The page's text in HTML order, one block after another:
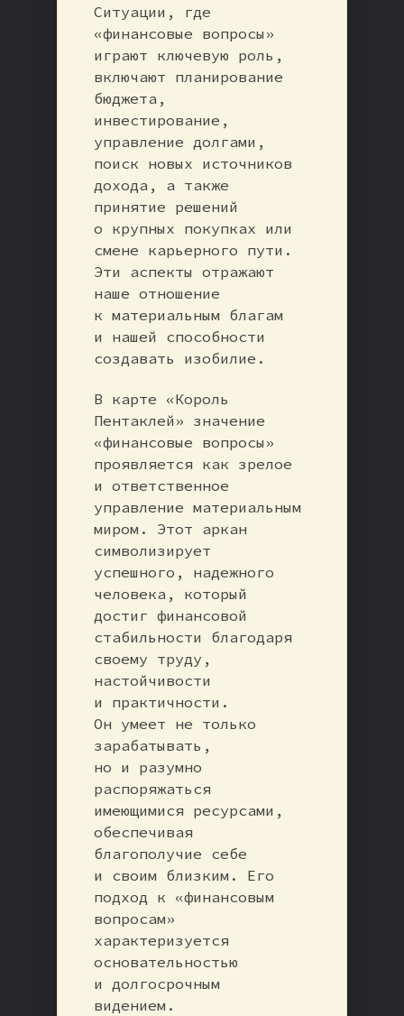
Ситуации, где
«финансовые вопросы»
играют ключевую роль,
включают планирование
бюджета,
инвестирование,
управление долгами,
поиск новых источников
дохода, а также
принятие решений
о крупных покупках или
смене карьерного пути.
Эти аспекты отражают
наше отношение
к материальным благам
и нашей способности
создавать изобилие.
В карте «Король
Пентаклей» значение
«финансовые вопросы»
проявляется как зрелое
и ответственное
управление материальным
миром. Этот аркан
символизирует
успешного, надежного
человека, который
достиг финансовой
стабильности благодаря
своему труду,
настойчивости
и практичности.
Он умеет не только
зарабатывать,
но и разумно
распоряжаться
имеющимися ресурсами,
обеспечивая
благополучие себе
и своим близким. Его
подход к «финансовым
вопросам»
характеризуется
основательностью
и долгосрочным
видением.